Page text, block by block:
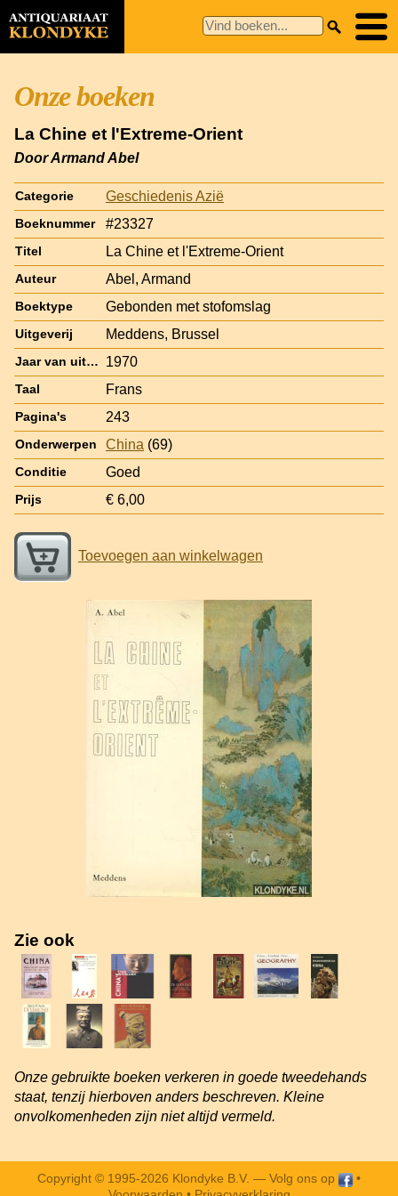
Onze boeken
La Chine et l'Extreme-Orient
Door Armand Abel
Categorie Geschiedenis Azië
Boeknummer #23327
Titel La Chine et l'Extreme-Orient
Auteur Abel, Armand
Boektype Gebonden met stofomslag
Uitgeverij Meddens, Brussel
Jaar van uitgave 1970
Taal Frans
Pagina's 243
Onderwerpen China (69)
Conditie Goed
Prijs € 6,00
Toevoegen aan winkelwagen
Zie ook
Onze gebruikte boeken verkeren in goede tweedehands
staat, tenzij hierboven anders beschreven. Kleine
onvolkomenheden zijn niet altijd vermeld.
Copyright © 1995-2026 Klondyke B.V. — Volg ons op
•